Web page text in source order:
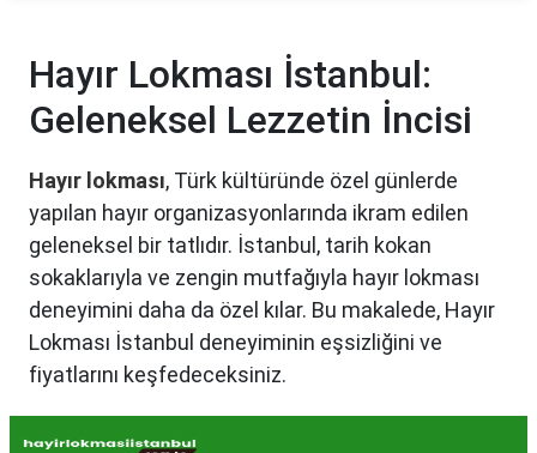
Hayır Lokması İstanbul:
Geleneksel Lezzetin İncisi
Hayır lokması, Türk kültüründe özel günlerde
yapılan hayır organizasyonlarında ikram edilen
geleneksel bir tatlıdır. İstanbul, tarih kokan
sokaklarıyla ve zengin mutfağıyla hayır lokması
deneyimini daha da özel kılar. Bu makalede, Hayır
Lokması İstanbul deneyiminin eşsizliğini ve
fiyatlarını keşfedeceksiniz.
Hayır Lokması İstanbul'da